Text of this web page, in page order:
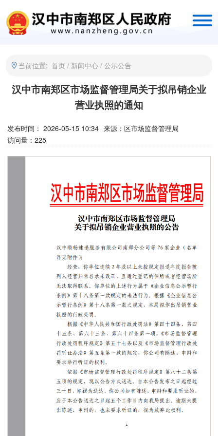
当前位置: 首页 / 新闻中心 / 公示公告
汉中市南郑区市场监督管理局关于拟吊销企业
营业执照的通知
发布时间： 2026-05-15 10:34 来源： 区市场监督管理局
访问量： 225